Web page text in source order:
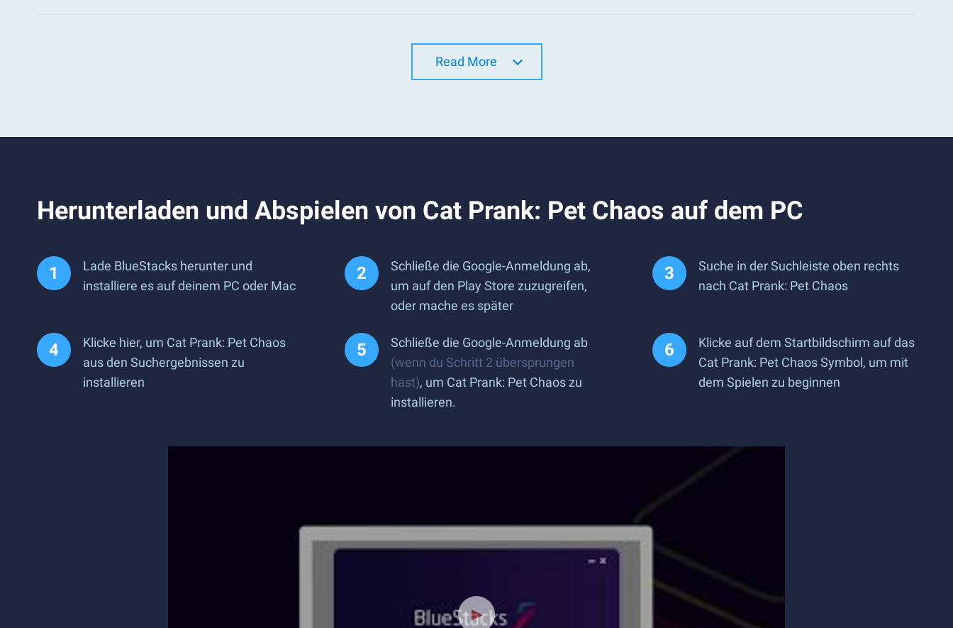
Read More
Herunterladen und Abspielen von Cat Prank: Pet Chaos auf dem PC
Lade BlueStacks herunter und
installiere es auf deinem PC oder Mac
Schließe die Google-Anmeldung ab,
um auf den Play Store zuzugreifen,
oder mache es später
Suche in der Suchleiste oben rechts
nach Cat Prank: Pet Chaos
Klicke hier, um Cat Prank: Pet Chaos
aus den Suchergebnissen zu
installieren
Schließe die Google-Anmeldung ab
(wenn du Schritt 2 übersprungen
hast), um Cat Prank: Pet Chaos zu
installieren.
Klicke auf dem Startbildschirm auf das
Cat Prank: Pet Chaos Symbol, um mit
dem Spielen zu beginnen